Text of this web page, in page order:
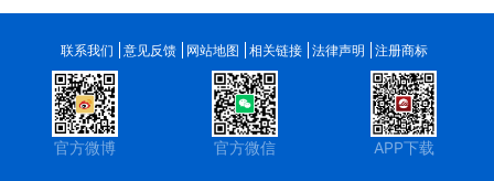
联系我们 意见反馈 网站地图 相关链接 法律声明 注册商标
官方微博 官方微信 APP下载